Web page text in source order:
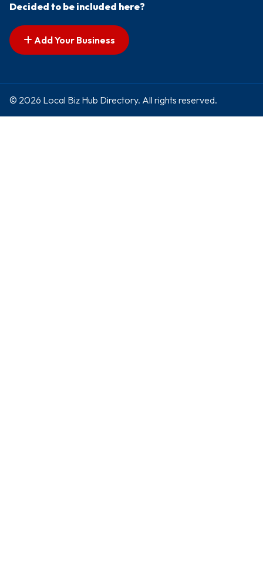
Decided to be included here?
Add Your Business
© 2026 Local Biz Hub Directory. All rights reserved.